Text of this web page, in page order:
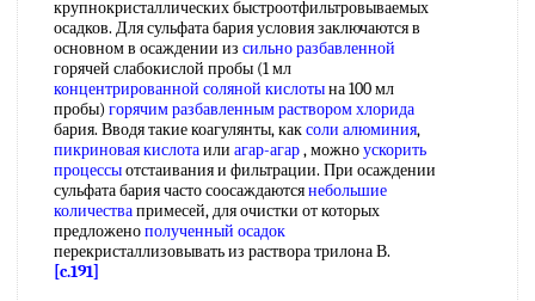
крупнокристаллических быстроотфильтровываемых
осадков. Для сульфата бария условия заключаются в
основном в осаждении из сильно разбавленной
горячей слабокислой пробы (1 мл
концентрированной соляной кислотына 100 мл
пробы) горячим разбавленнымраствором хлорида
бария. Вводя такие коагулянты, каксоли алюминия,
пикриновая кислотаили агар-агар, можноускорить
процессыотстаивания и фильтрации. При осаждении
сульфата бария часто соосаждаютсянебольшие
количествапримесей, для очистки от которых
предложенополученный осадок
перекристаллизовывать из раствора трилона В.
[c.191]